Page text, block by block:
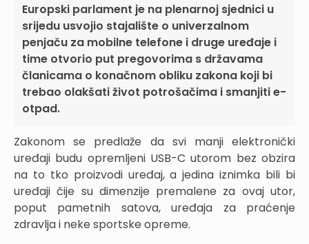
Europski parlament je na plenarnoj sjednici u
srijedu usvojio stajalište o univerzalnom
penjaču za mobilne telefone i druge uređaje i
time otvorio put pregovorima s državama
članicama o konačnom obliku zakona koji bi
trebao olakšati život potrošačima i smanjiti e-
otpad.
Zakonom se predlaže da svi manji elektronički
uređaji budu opremljeni USB-C utorom bez obzira
na to tko proizvodi uređaj, a jedina iznimka bili bi
uređaji čije su dimenzije premalene za ovaj utor,
poput pametnih satova, uređaja za praćenje
zdravlja i neke sportske opreme.